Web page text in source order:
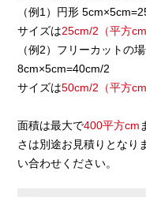
（例1）円形
サイズは25cm/2（平方
（例2）フリーカットの
8cm×5cm=40cm/2
サイズは50cm/2（平方
面積は最大で400平方cm
さは別途お見積りとなり
い合わせください。